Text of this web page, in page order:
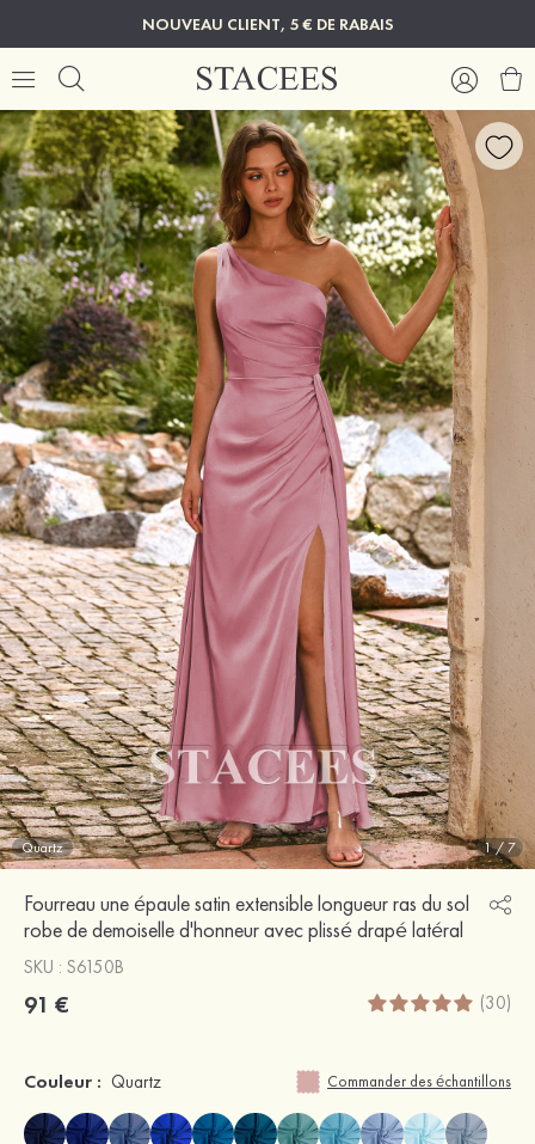
NOUVEAU CLIENT, 5 € DE RABAIS
Quartz 1/7
Fourreau une épaule satin extensible longueur ras du sol
robe de demoiselle d'honneur avec plissé drapé latéral
SKU : S6150B
91 € (30)
Couleur : Quartz Commander des échantillons